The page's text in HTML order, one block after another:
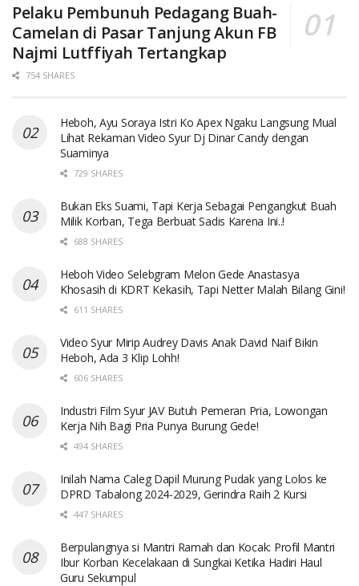
Pelaku Pembunuh Pedagang Buah-
Camelan di Pasar Tanjung Akun FB
Najmi Lutffiyah Tertangkap
754 SHARES
Heboh, Ayu Soraya Istri Ko Apex Ngaku Langsung Mual
Lihat Rekaman Video Syur Dj Dinar Candy dengan
Suaminya
729 SHARES
Bukan Eks Suami, Tapi Kerja Sebagai Pengangkut Buah
Milik Korban, Tega Berbuat Sadis Karena Ini..!
688 SHARES
Heboh Video Selebgram Melon Gede Anastasya
Khosasih di KDRT Kekasih, Tapi Netter Malah Bilang Gini!
611 SHARES
Video Syur Mirip Audrey Davis Anak David Naif Bikin
Heboh, Ada 3 Klip Lohh!
606 SHARES
Industri Film Syur JAV Butuh Pemeran Pria, Lowongan
Kerja Nih Bagi Pria Punya Burung Gede!
494 SHARES
Inilah Nama Caleg Dapil Murung Pudak yang Lolos ke
DPRD Tabalong 2024-2029, Gerindra Raih 2 Kursi
447 SHARES
Berpulangnya si Mantri Ramah dan Kocak: Profil Mantri
Ibur Korban Kecelakaan di Sungkai Ketika Hadiri Haul
Guru Sekumpul